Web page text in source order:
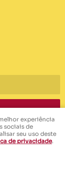
0001-94
experiência
sociais de
seu uso deste
de privacidade.